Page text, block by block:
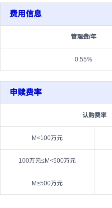
费用信息
管理费/年
0.55%
申赎费率
认购费率
M<100万元
100万元≤M<500万元
M≥500万元